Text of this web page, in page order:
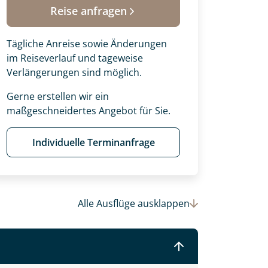
Reise anfragen
Tägliche Anreise sowie Änderungen
im Reiseverlauf und tageweise
Verlängerungen sind möglich.
Gerne erstellen wir ein
maßgeschneidertes Angebot für Sie.
Individuelle Terminanfrage
Alle Ausflügeausklappen
Wunschtermine für die Reise
gestalten wir Ihre